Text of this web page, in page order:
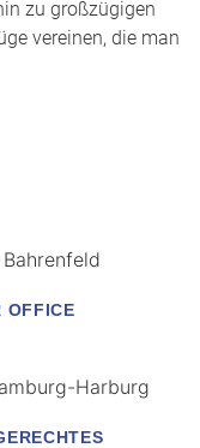
zu großzügigen
vereinen, die man
OFFICE